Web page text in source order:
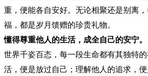
重，便能各自安好。无论相聚还是别离
福，都是岁月馈赠的珍贵礼物。
懂得尊重他人的生活，成全自己的安宁。
世界千姿百态，每一段生命都有其独特
活，便是放过自己；理解他人的追求，